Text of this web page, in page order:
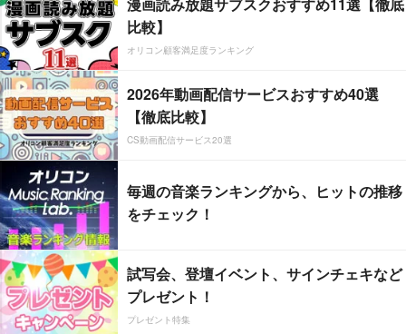
比較】
オリコン顧客満足度ランキング
2026年動画配信サービスおすすめ40選
【徹底比較】
CS動画配信サービス20選
毎週の音楽ランキングから、ヒットの推移
をチェック！
試写会、登壇イベント、サインチェキなど
プレゼント！
プレゼント特集